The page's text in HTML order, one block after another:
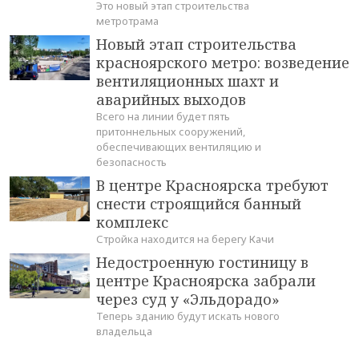
Это новый этап строительства
метротрама
Новый этап строительства
красноярского метро: возведение
вентиляционных шахт и
аварийных выходов
Всего на линии будет пять
притоннельных сооружений,
обеспечивающих вентиляцию и
безопасность
В центре Красноярска требуют
снести строящийся банный
комплекс
Стройка находится на берегу Качи
Недостроенную гостиницу в
центре Красноярска забрали
через суд у «Эльдорадо»
Теперь зданию будут искать нового
владельца